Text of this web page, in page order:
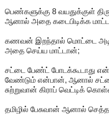
பெண்களுக்கு 8 வயதுக்குள்
ஆனால் அதை கடைபிடிக்க
கணவன் இறந்தால் மொட்டை
அதை செய்ய மாட்டான்;
சட்டை பேண்ட் போடக்கூடாது
வேண்டும் என்பான், ஆனால்
சுற்றுவான் கிராப் வெட்டிக்
தமிழில் பேசுவான் ஆனால்